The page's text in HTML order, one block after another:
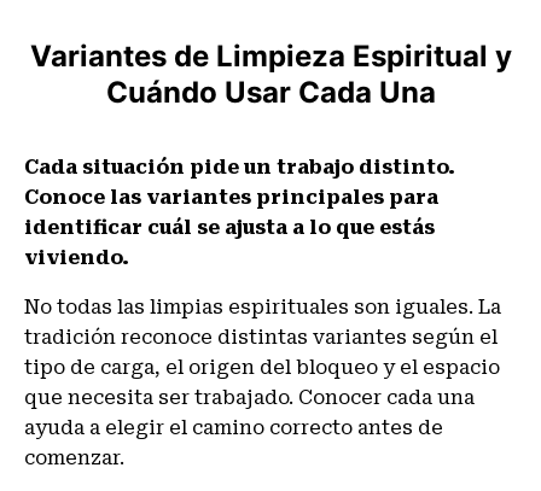
Variantes de Limpieza Espiritual y
Cuándo Usar Cada Una
Cada situación pide un trabajo distinto.
Conoce las variantes principales para
identificar cuál se ajusta a lo que estás
viviendo.
No todas las limpias espirituales son iguales. La
tradición reconoce distintas variantes según el
tipo de carga, el origen del bloqueo y el espacio
que necesita ser trabajado. Conocer cada una
ayuda a elegir el camino correcto antes de
comenzar.